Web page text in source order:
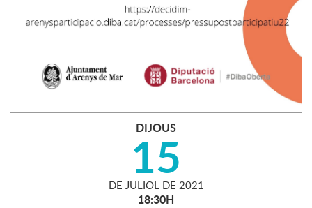
DIJOUS
15
DE JULIOL DE 2021
18:30H